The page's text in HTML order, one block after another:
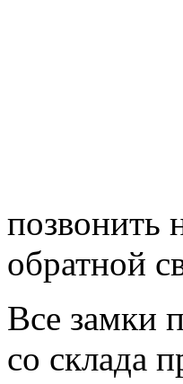
позвонить
обратной
Все замки
со склада